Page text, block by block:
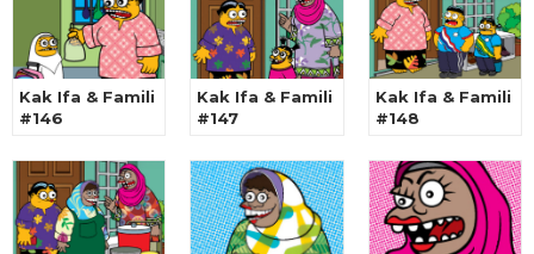
Kak Ifa & Famili
#146
Kak Ifa & Famili
#147
Kak Ifa & Famili
#148